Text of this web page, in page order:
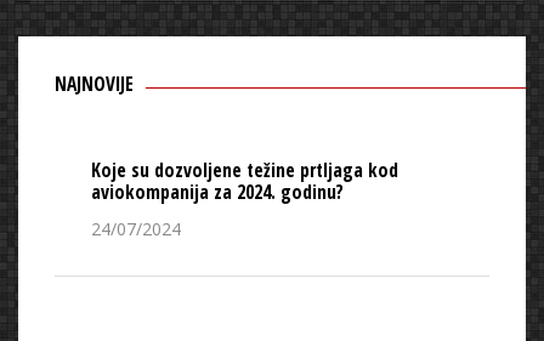
NAJNOVIJE
Koje su dozvoljene težine prtljaga kod
aviokompanija za 2024. godinu?
24/07/2024